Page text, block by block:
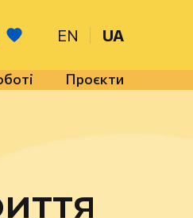
EN UA
Проєкти